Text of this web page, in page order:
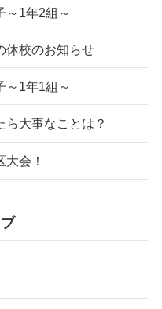
～1年2組～
休校のお知らせ
～1年1組～
ら大事なことは？
大会！